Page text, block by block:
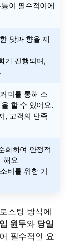
이 필수적이에
맛과 향을 제
가 진행되며,
피를 통해 소
할 수 있어요.
, 고객의 만족
화하여 안정적
해요.
비를 위한 기
스팅 방식에
원두와 당일
필수적인 요